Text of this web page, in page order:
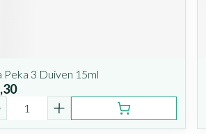
Peka 3 Duiven 15ml